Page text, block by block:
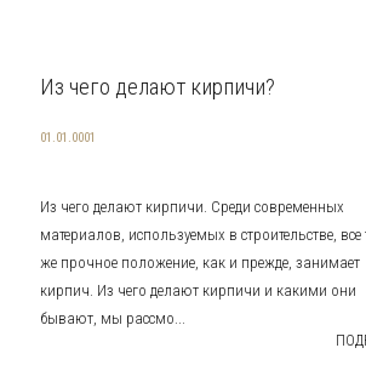
Из чего делают кирпичи?
01.01.0001
Из чего делают кирпичи. Среди современных
материалов, используемых в строительстве, все
же прочное положение, как и прежде, занимает
кирпич. Из чего делают кирпичи и какими они
бывают, мы рассмо...